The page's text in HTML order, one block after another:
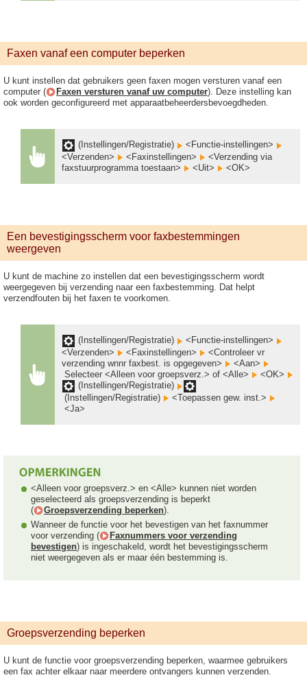
Faxen vanaf een computer beperken
U kunt instellen dat gebruikers geen faxen mogen versturen vanaf een
computer (
Faxen versturen vanaf uw computer). Deze instelling kan
ook worden geconfigureerd met apparaatbeheerdersbevoegdheden.
(Instellingen/Registratie)
<Functie-instellingen>
<Verzenden>
<Faxinstellingen>
<Verzending via
faxstuurprogramma toestaan>
<Uit> <OK>
Een bevestigingsscherm voor faxbestemmingen
weergeven
U kunt de machine zo instellen dat een bevestigingsscherm wordt
weergegeven bij verzending naar een faxbestemming. Dat helpt
verzendfouten bij het faxen te voorkomen.
(Instellingen/Registratie)
<Functie-instellingen>
<Verzenden>
<Faxinstellingen>
<Controleer vr
verzending wnnr faxbest. is opgegeven>
<Aan>
Selecteer <Alleen voor groepsverz.> of <Alle>
<OK>
(Instellingen/Registratie)
(Instellingen/Registratie)
<Toepassen gew. inst.>
<Ja>
<Alleen voor groepsverz.> en <Alle> kunnen niet worden
geselecteerd als groepsverzending is beperkt
(
Groepsverzending beperken).
Wanneer de functie voor het bevestigen van het faxnummer
voor verzending (
Faxnummers voor verzending
bevestigen) is ingeschakeld, wordt het bevestigingsscherm
niet weergegeven als er maar één bestemming is.
Groepsverzending beperken
U kunt de functie voor groepsverzending beperken, waarmee gebruikers
een fax achter elkaar naar meerdere ontvangers kunnen verzenden.